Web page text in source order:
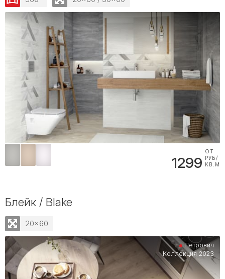
1299
ОТ
РУБ/
КВ.М
Блейк / Blake
20x60
Петрович
Коллекция 2023